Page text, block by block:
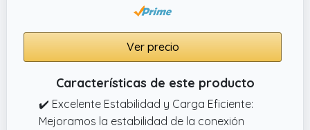
Ver precio
Características de este producto
✔️ Excelente Estabilidad y Carga Eficiente:
Mejoramos la estabilidad de la conexión